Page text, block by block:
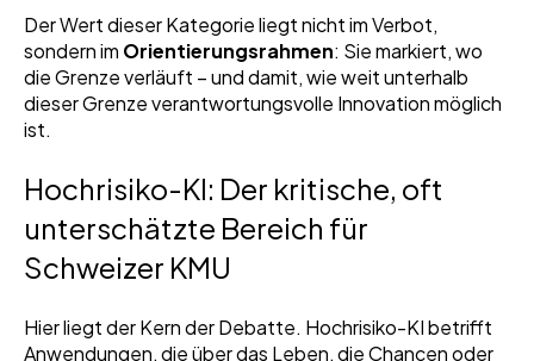
Der Wert dieser Kategorie liegt nicht im Verbot,
sondern im Orientierungsrahmen: Sie markiert, wo
die Grenze verläuft – und damit, wie weit unterhalb
dieser Grenze verantwortungsvolle Innovation möglich
ist.
Hochrisiko-KI: Der kritische, oft
unterschätzte Bereich für
Schweizer KMU
Hier liegt der Kern der Debatte. Hochrisiko-KI betrifft
Anwendungen, die über das Leben, die Chancen oder